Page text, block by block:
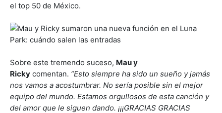
el top 50 de México.
Sobre este tremendo suceso, Mau y
Ricky comentan. “Esto siempre ha sido un sueño y jamás
nos vamos a acostumbrar. No sería posible sin el mejor
equipo del mundo. Estamos orgullosos de esta canción y
del amor que le siguen dando. ¡¡¡GRACIAS GRACIAS